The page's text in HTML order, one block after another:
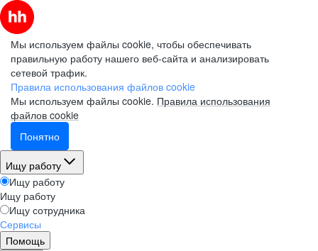
Мы используем файлы cookie, чтобы обеспечивать
правильную работу нашего веб-сайта и анализировать
сетевой трафик.
Правила использования файлов cookie
Мы используем файлы cookie. Правила использования
файлов cookie
Понятно
Ищу работу
Ищу работу
Ищу работу
Ищу сотрудника
Сервисы
Помощь